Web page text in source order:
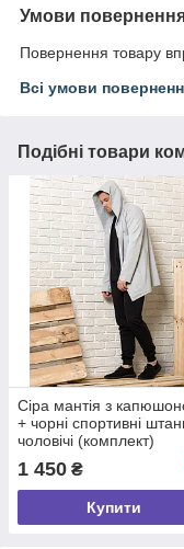
Умови
Повернення товару
Всі умови
Подібні товари
Сіра мантія з
+ чорні спортивні
чоловічі (комплект)
1 450 ₴
Купити